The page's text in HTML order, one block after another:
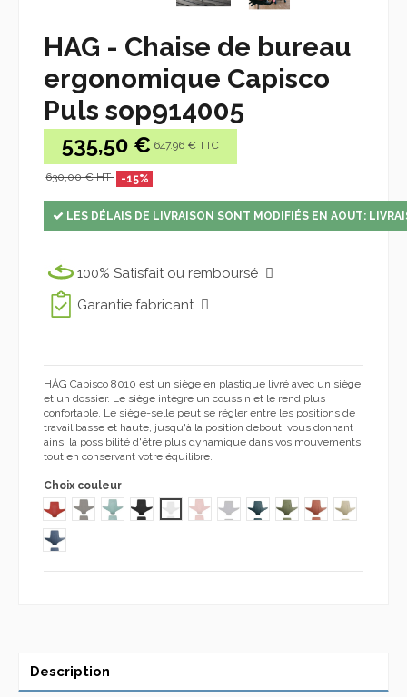
HAG - Chaise de bureau
ergonomique Capisco
Puls sop914005
535,50 € 647.96 € TTC
630,00 € HT -15%
LES DÉLAIS DE LIVRAISON SONT MODIFIÉS EN AOUT:
100% Satisfait ou remboursé
Garantie fabricant
HÅG Capisco 8010 est un siège en plastique livré avec un siège
et un dossier. Le siège intègre un coussin et le rend plus
confortable. Le siège-selle peut se régler entre les positions de
travail basse et haute, jusqu'à la position debout, vous donnant
ainsi la possibilité d'être plus dynamique dans vos mouvements
tout en conservant votre équilibre.
Choix couleur
RED 914 PULS
CLAY 914 PULS
SEA GREEN 914 PULS
BLACK 914 PULS
WHITE 914 PULS
PINK 914 PULS
LIGHT GREY 914 PULS
PETROLEUM 914 PULS
PULS MOSS 914
PULS ROSESHIP
PULS SAND
PULS BLUEBERRY 914
Description